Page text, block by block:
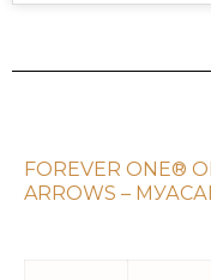
FOREVER ONE®
ARROWS –